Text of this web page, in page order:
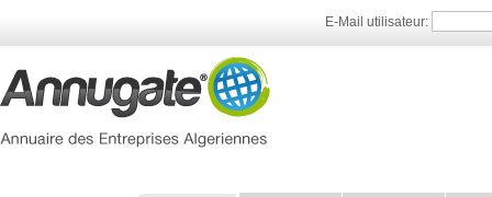
E-Mail utilisateur: